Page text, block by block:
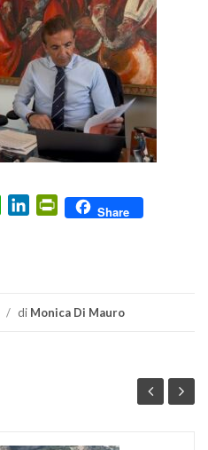
WhatsApp
LinkedInPrintFriendly
Share
/ di Monica Di Mauro